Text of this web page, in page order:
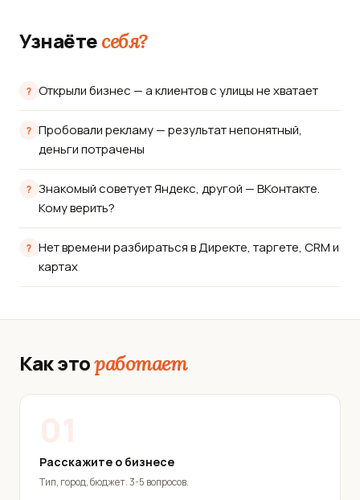
Узнаётесебя?
Открыли бизнес — а клиентов с улицы не хватает
Пробовали рекламу — результат непонятный,
деньги потрачены
Знакомый советует Яндекс, другой — ВКонтакте.
Кому верить?
Нет времени разбираться в Директе, таргете, CRM и
картах
Как этоработает
Расскажите о бизнесе
Тип, город, бюджет. 3-5 вопросов.